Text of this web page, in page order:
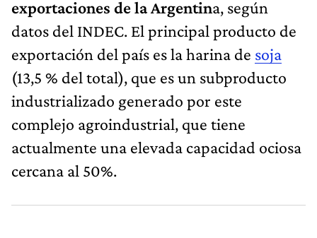
exportaciones de la Argentina, según
datos del INDEC. El principal producto de
exportación del país es la harina de soja
(13,5 % del total), que es un subproducto
industrializado generado por este
complejo agroindustrial, que tiene
actualmente una elevada capacidad ociosa
cercana al 50%.